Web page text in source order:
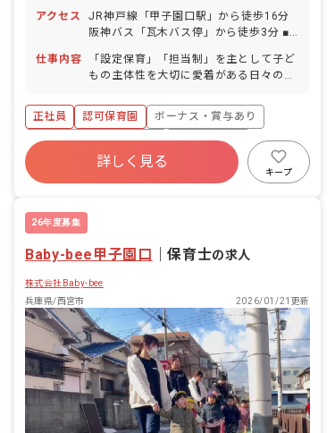
半日単位での取得可／5日以上の連休相
談OK） 産前産後・育児休暇（取得率
100％） ※年間休日106日（有休は別途
付与）
アクセス
JR神戸線「甲子園口駅」から徒歩16分
阪神バス「瓦木バス停」から徒歩3分 ■
（自身で近隣駐車場を借りた場合）
仕事内容
「設定保育」「担当制」を主として子ど
もの主体性を大切に愛着がある日々のカ
な仕事内容 ・0歳～5歳児の担任業務 ・
連絡帳記入 ・週案・月案の作成 ・保護
者対応 「乳児クラス」 ・乳児クラスを
担当制保育を行ない、1人1人との信頼関
係を大切に育んでいます。 ・子ども1人
行ない思いやりや優しさを育んでいま
ら始めます。乳児組の保育は、担当制の
活動内容、定員数や各クラスの担任数な
ども記載しています。ぜひご覧くださ
い！
正社員 認可保育園
ボーナス・賞与あり
寮・住宅・家賃補助あり
社会保険完備
福利厚生充実
退職金制度
詳しく見る
キープ
26年度募集
Baby-bee甲子園口 ｜保育士の求人
株式会社Baby-bee
兵庫県/西宮市
2026/01/21更新